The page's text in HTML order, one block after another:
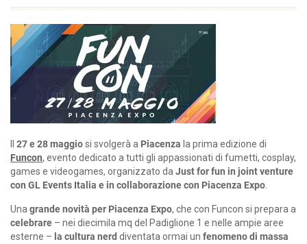
27 e 28 maggiosi svolgerà a Piacenza la prima edizione di
Funcon, evento dedicato a tutti gli appassionati di fumetti, cosplay,
games e videogames, organizzato da Just for fun in joint venture
con GL Events Italia e in collaborazione con Piacenza Expo
Una grande novità per Piacenza Expo, che con Funcon si prepara a
celebrare – nei diecimila mq del Padiglione 1 e nelle ampie aree
esterne – la cultura nerd diventata ormai un fenomeno di massa